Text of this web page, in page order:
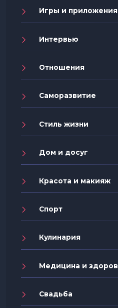
Игры и приложения
Интервью
Отношения
Саморазвитие
Стиль жизни
Дом и досуг
Красота и макияж
Спорт
Кулинария
Медицина и
Свадьба